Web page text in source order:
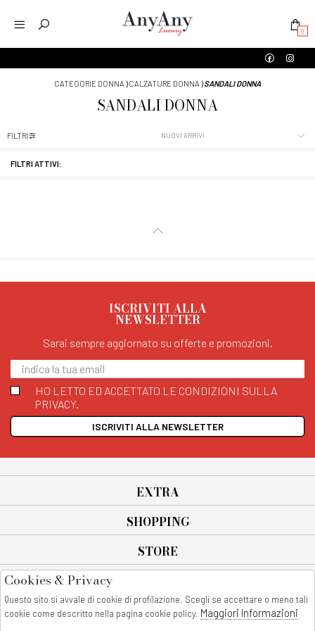
0
CATEGORIE DONNA ⟩CALZATURE DONNA ⟩SANDALI DONNA
SANDALI DONNA
FILTRI ATTIVI:
FILTRI
ISCRIVITI ALLA
NEWSLETTER
Sarai sempre aggiornato su offerte e promozioni.
HO LETTO ED ACCETTATO LE CONDIZIONI SULLA
PRIVACY.
ISCRIVITI ALLA NEWSLETTER
EXTRA
SHOPPING
STORE
All rights reserved - © Copyright 2026
AnyAnyluxury srl - Sede Legale: Corso Vittorio Emanuele 90/A - 80053
Cookies & Privacy
Questo sito si avvale di cookie di profilazione. Scegli se accettare o meno tali
cookie come descritto nella pagina cookie policy. Maggiori Informazioni